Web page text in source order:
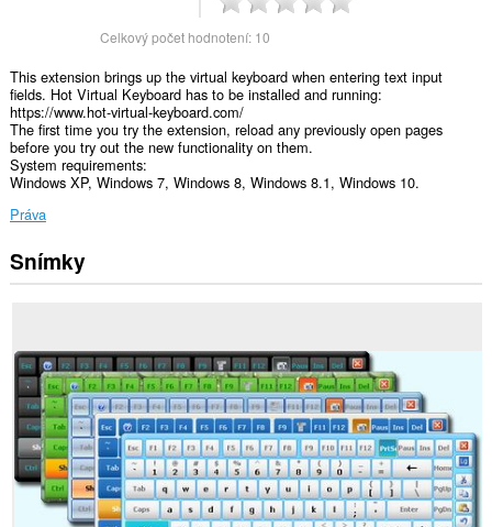
Celkový počet hodnotení: 10
This extension brings up the virtual keyboard when entering text input
fields. Hot Virtual Keyboard has to be installed and running:
https://www.hot-virtual-keyboard.com/
The first time you try the extension, reload any previously open pages
before you try out the new functionality on them.
System requirements:
Windows XP, Windows 7, Windows 8, Windows 8.1, Windows 10.
Práva
Toto
rozšírenie
vašim
dátam
na
všetkých
webových
stránkach.
Toto
rozšírenie
Snímky